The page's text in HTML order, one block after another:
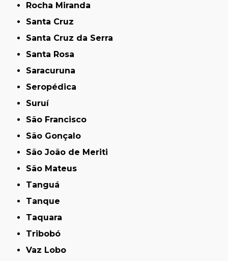
Rocha Miranda
Santa Cruz
Santa Cruz da Serra
Santa Rosa
Saracuruna
Seropédica
Suruí
São Francisco
São Gonçalo
São João de Meriti
São Mateus
Tanguá
Tanque
Taquara
Tribobó
Vaz Lobo